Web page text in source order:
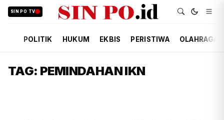
SIN PO TV
POLITIK HUKUM EKBIS PERISTIWA OLAHRAGA
TAG: PEMINDAHAN IKN